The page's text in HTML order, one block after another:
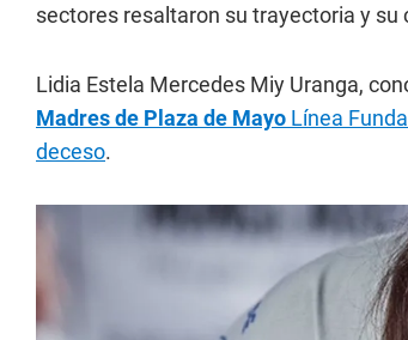
sectores resaltaron su trayectoria y
Lidia Estela Mercedes Miy Uranga,
Madres de Plaza de Mayo Línea
deceso.